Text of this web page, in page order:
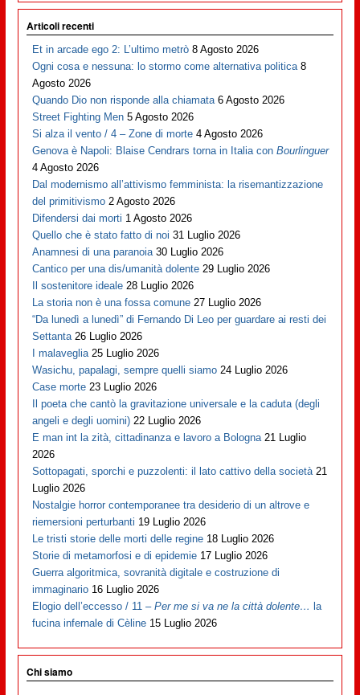
Articoli recenti
Et in arcade ego 2: L’ultimo metrò 8 Agosto 2026
Ogni cosa e nessuna: lo stormo come alternativa politica 8
Agosto 2026
Quando Dio non risponde alla chiamata 6 Agosto 2026
Street Fighting Men 5 Agosto 2026
Si alza il vento / 4 – Zone di morte 4 Agosto 2026
Genova è Napoli: Blaise Cendrars torna in Italia conBourlinguer
4 Agosto 2026
Dal modernismo all’attivismo femminista: la risemantizzazione
del primitivismo 2 Agosto 2026
Difendersi dai morti 1 Agosto 2026
Quello che è stato fatto di noi 31 Luglio 2026
Anamnesi di una paranoia 30 Luglio 2026
Cantico per una dis/umanità dolente 29 Luglio 2026
Il sostenitore ideale 28 Luglio 2026
La storia non è una fossa comune 27 Luglio 2026
“Da lunedì a lunedì” di Fernando Di Leo per guardare ai resti dei
Settanta 26 Luglio 2026
I malaveglia 25 Luglio 2026
Wasichu, papalagi, sempre quelli siamo 24 Luglio 2026
Case morte 23 Luglio 2026
Il poeta che cantò la gravitazione universale e la caduta (degli
angeli e degli uomini) 22 Luglio 2026
E man int la zità, cittadinanza e lavoro a Bologna 21 Luglio
2026
Sottopagati, sporchi e puzzolenti: il lato cattivo della società 21
Luglio 2026
Nostalgie horror contemporanee tra desiderio di un altrove e
riemersioni perturbanti 19 Luglio 2026
Le tristi storie delle morti delle regine 18 Luglio 2026
Storie di metamorfosi e di epidemie 17 Luglio 2026
Guerra algoritmica, sovranità digitale e costruzione di
immaginario 16 Luglio 2026
Elogio dell’eccesso / 11 –Per me si va ne la città dolente… la
fucina infernale di Cèline 15 Luglio 2026
Chi siamo